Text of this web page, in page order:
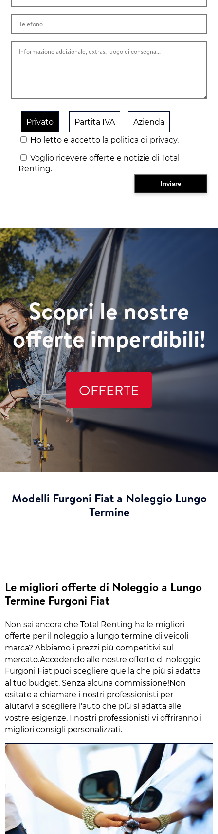
Privato Partita IVA
Azienda
Ho letto e accetto la politica di privacy.
Voglio ricevere offerte e notizie di Total
Renting.
Scopri le nostre
offerte imperdibili!
OFFERTE
Modelli Furgoni Fiat a Noleggio Lungo
Termine
Le migliori offerte di Noleggio a Lungo
Termine Furgoni Fiat
Non sai ancora che Total Renting ha le migliori
offerte per il noleggio a lungo termine di veicoli
marca? Abbiamo i prezzi più competitivi sul
mercato.Accedendo alle nostre offerte di noleggio
Furgoni Fiat puoi scegliere quella che più si adatta
al tuo budget. Senza alcuna commissione!Non
esitate a chiamare i nostri professionisti per
aiutarvi a scegliere l'auto che più si adatta alle
vostre esigenze. I nostri professionisti vi offriranno i
migliori consigli personalizzati.